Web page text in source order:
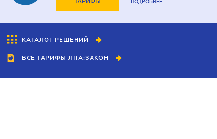
ТАРИФЫ ПОДРОБНЕЕ
КАТАЛОГ РЕШЕНИЙ
ВСЕ ТАРИФЫ ЛІГА:ЗАКОН